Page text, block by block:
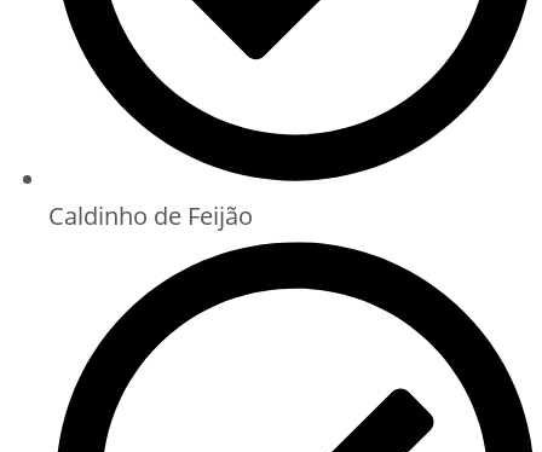
Caldinho de Feijão